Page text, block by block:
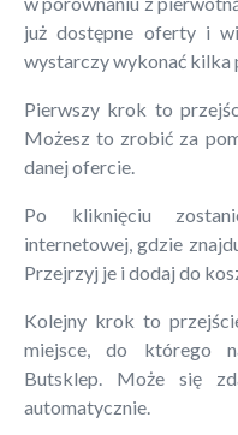
już dostępne oferty i
wystarczy wykonać kilka
Pierwszy krok to
Możesz to zrobić za
danej ofercie.
Po kliknięciu
internetowej, gdzie
Przejrzyj je i dodaj do
Kolejny krok to
miejsce, do którego
Butsklep. Może się
automatycznie.